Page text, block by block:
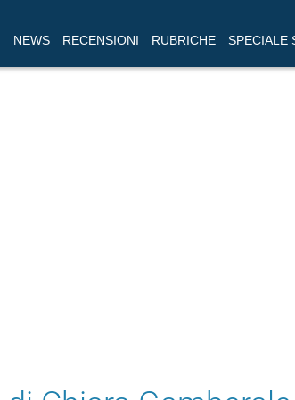
NEWS RECENSIONI RUBRICHE SPECIALE